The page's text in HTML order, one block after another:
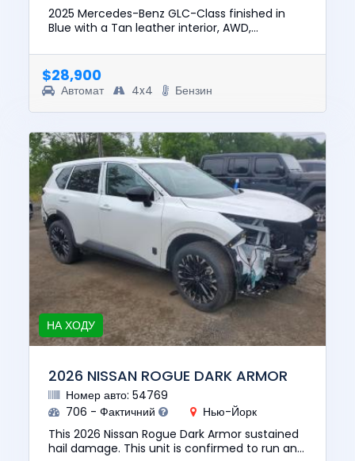
2025 Mercedes-Benz GLC-Class finished in
Blue with a Tan leather interior, AWD,
2.0L 4 cylinder engine. Well equ...
$28,900
Автомат 4x4 Бензин
НА ХОДУ
2026 NISSAN ROGUE DARK ARMOR
Номер авто: 54769
706 - Фактичний
Нью-Йорк
This 2026 Nissan Rogue Dark Armor sustained
hail damage. This unit is confirmed to run and